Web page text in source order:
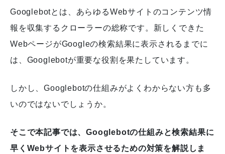
Googlebotとは、あらゆるWebサイトのコンテンツ情
報を収集するクローラーの総称です。 新しくできた
WebページがGoogleの検索結果に表示されるまでに
は、Googlebotが重要な役割を果たしています。
しかし、Googlebotの仕組みがよくわからない方も多
いのではないでしょうか。
そこで本記事では、Googlebotの仕組みと検索結果に
早くWebサイトを表示させるための対策を解説しま